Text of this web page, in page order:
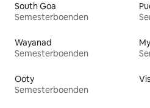
South Goa
Semesterboenden
Wayanad
Semesterboenden
Ooty
Semesterboenden